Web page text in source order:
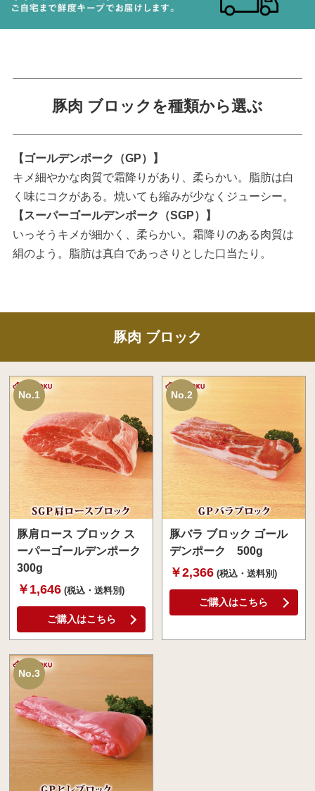
豚肉 ブロックを種類から選ぶ
【ゴールデンポーク（GP）】
キメ細やかな肉質で霜降りがあり、柔らかい。脂肪は白
く味にコクがある。焼いても縮みが少なくジューシー。
【スーパーゴールデンポーク（SGP）】
いっそうキメが細かく、柔らかい。霜降りのある肉質は
絹のよう。脂肪は真白であっさりとした口当たり。
豚肉 ブロック
No.1
豚肩ロース ブロック ス
ーパーゴールデンポーク
300g
￥1,646 (税込・送料別)
ご購入はこちら
No.2
豚バラ ブロック ゴール
デンポーク 500g
￥2,366 (税込・送料別)
ご購入はこちら
No.3